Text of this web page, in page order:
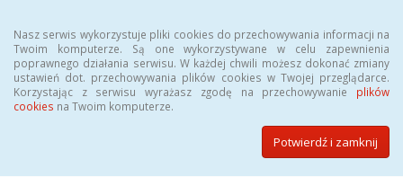
Nasz serwis wykorzystuje pliki cookies do przechowywania informacji na
Twoim komputerze. Są one wykorzystywane w celu zapewnienia
poprawnego działania serwisu. W każdej chwili możesz dokonać zmiany
ustawień dot. przechowywania plików cookies w Twojej przeglądarce.
Korzystając z serwisu wyrażasz zgodę na przechowywanie plików
cookies na Twoim komputerze.
Potwierdź i zamknij
BIULETYN INFORMACJI PUBLICZNEJ
Urzędu Miasta Opola